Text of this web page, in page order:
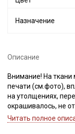
Назначение
Описание
Внимание! На ткани
печати (см.фото),
на утолщениях,
окрашивалось, не
природный цвет и
Читать полное